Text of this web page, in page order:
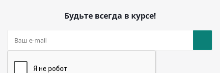
Будьте всегда в курсе!